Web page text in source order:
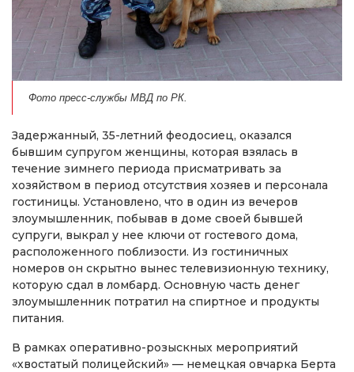
Фото пресс-службы МВД по РК.
Задержанный, 35-летний феодосиец, оказался
бывшим супругом женщины, которая взялась в
течение зимнего периода присматривать за
хозяйством в период отсутствия хозяев и персонала
гостиницы. Установлено, что в один из вечеров
злоумышленник, побывав в доме своей бывшей
супруги, выкрал у нее ключи от гостевого дома,
расположенного поблизости. Из гостиничных
номеров он скрытно вынес телевизионную технику,
которую сдал в ломбард. Основную часть денег
злоумышленник потратил на спиртное и продукты
питания.
В рамках оперативно-розыскных мероприятий
«хвостатый полицейский» — немецкая овчарка Берта